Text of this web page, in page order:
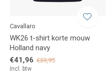
Cavallaro
WK26 t-shirt korte mouw
Holland navy
€41,96 €59,95
Incl. btw